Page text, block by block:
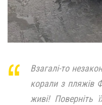
Взагалі-то
корали з пляжів
живі!